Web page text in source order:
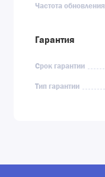
Частота обновления
Гарантия
Срок гарантии
Тип гарантии